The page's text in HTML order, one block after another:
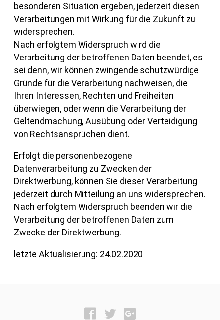
besonderen Situation ergeben, jederzeit diesen
Verarbeitungen mit Wirkung für die Zukunft zu
widersprechen.
Nach erfolgtem Widerspruch wird die
Verarbeitung der betroffenen Daten beendet, es
sei denn, wir können zwingende schutzwürdige
Gründe für die Verarbeitung nachweisen, die
Ihren Interessen, Rechten und Freiheiten
überwiegen, oder wenn die Verarbeitung der
Geltendmachung, Ausübung oder Verteidigung
von Rechtsansprüchen dient.
Erfolgt die personenbezogene
Datenverarbeitung zu Zwecken der
Direktwerbung, können Sie dieser Verarbeitung
jederzeit durch Mitteilung an uns widersprechen.
Nach erfolgtem Widerspruch beenden wir die
Verarbeitung der betroffenen Daten zum
Zwecke der Direktwerbung.
letzte Aktualisierung: 24.02.2020